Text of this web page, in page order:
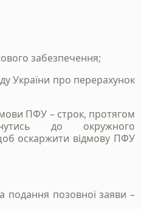
забезпечення;
України про перерахунок
ПФУ – строк, протягом
до окружного
оскаржити відмову ПФУ
подання позовної заяви –